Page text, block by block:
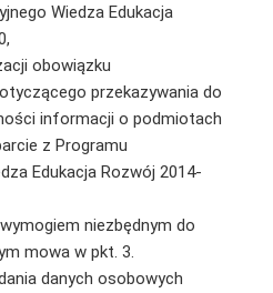
Wiedza Edukacja
obowiązku
przekazywania do
informacji o podmiotach
z Programu
Edukacja Rozwój 2014-
niezbędnym do
mowa w pkt. 3.
danych osobowych